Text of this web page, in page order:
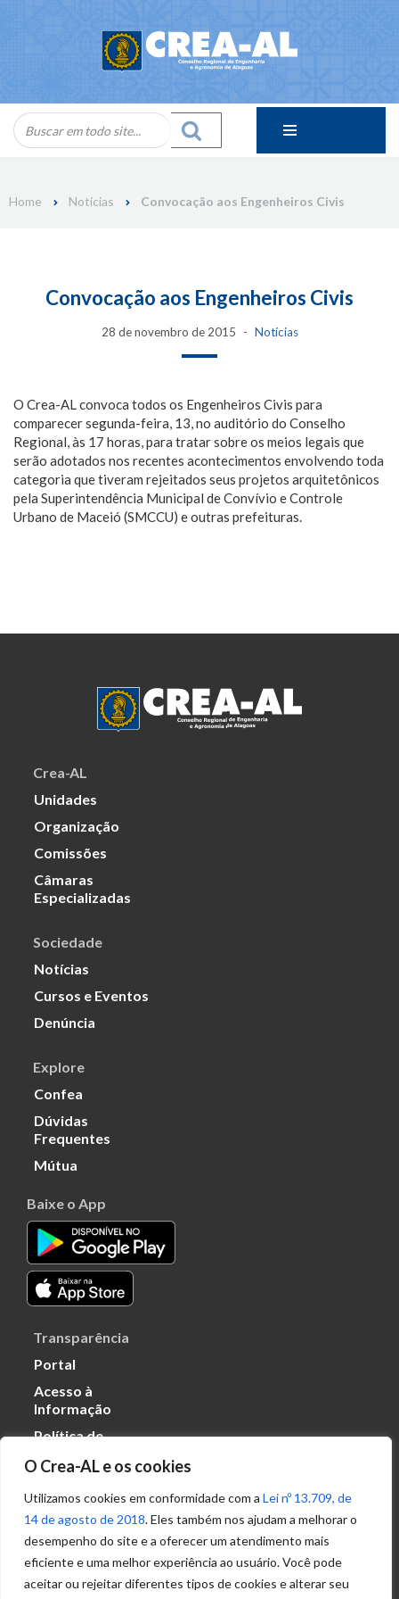
O Crea-AL e os cookies
Utilizamos cookies em conformidade com a Lei nº 13.709, de
14 de agosto de 2018. Eles também nos ajudam a melhorar o
desempenho do site e a oferecer um atendimento mais
eficiente e uma melhor experiência ao usuário. Você pode
aceitar ou rejeitar diferentes tipos de cookies e alterar seu
Home Notícias Convocação aos Engenheiros Civis
Convocação aos Engenheiros Civis
28 de novembro de 2015 Notícias
O Crea-AL convoca todos os Engenheiros Civis para
comparecer segunda-feira, 13, no auditório do Conselho
Regional, às 17 horas, para tratar sobre os meios legais que
serão adotados nos recentes acontecimentos envolvendo toda
categoria que tiveram rejeitados seus projetos arquitetônicos
pela Superintendência Municipal de Convívio e Controle
Urbano de Maceió (SMCCU) e outras prefeituras.
Crea-AL
Unidades
Organização
Comissões
Câmaras
Especializadas
Sociedade
Notícias
Cursos e Eventos
Denúncia
Explore
Confea
Dúvidas
Frequentes
Mútua
Baixe o App
Transparência
Portal
Acesso à
Informação
Política de
Dados
Ouvidoria
(82) 2123 0864
ouvidoria@crea-al.org.br